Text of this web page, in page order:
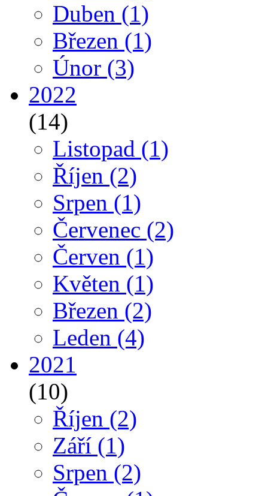
Duben (1)
Březen (1)
Únor (3)
2022
(14)
Listopad (1)
Říjen (2)
Srpen (1)
Červenec (2)
Červen (1)
Květen (1)
Březen (2)
Leden (4)
2021
(10)
Říjen (2)
Září (1)
Srpen (2)